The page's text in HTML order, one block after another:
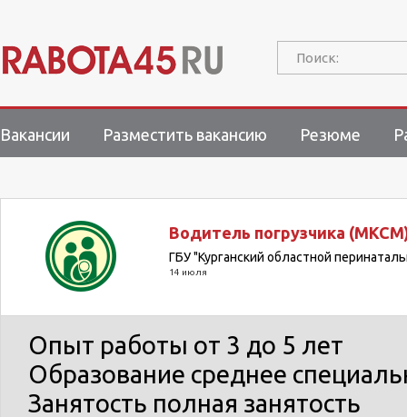
Поиск:
Вакансии Разместить вакансию Резюме
Водитель погрузчика
ГБУ "Курганский областной
14 июля
Опыт работы от 3 до 5 лет
Образование среднее
Занятость полная занятость